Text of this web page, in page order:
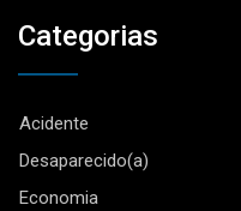
Categorias
Acidente
Desaparecido(a)
Economia